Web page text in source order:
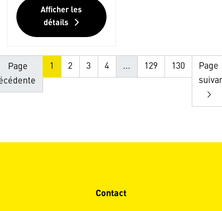
Afficher les
détails
Page
1 2 3 4 ... 129 130
Page
Contact